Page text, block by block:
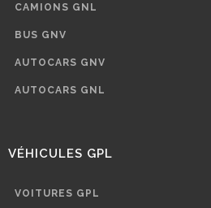
CAMIONS GNL
BUS GNV
AUTOCARS GNV
AUTOCARS GNL
VÉHICULES GPL
VOITURES GPL